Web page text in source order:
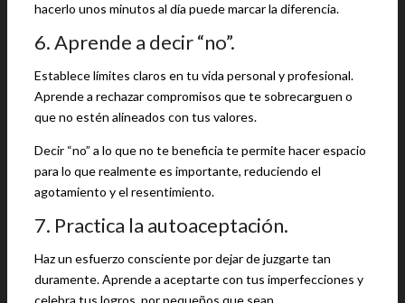
hacerlo unos minutos al día puede marcar la diferencia.
6. Aprende a decir “no”.
Establece límites claros en tu vida personal y profesional.
Aprende a rechazar compromisos que te sobrecarguen o
que no estén alineados con tus valores.
Decir “no” a lo que no te beneficia te permite hacer espacio
para lo que realmente es importante, reduciendo el
agotamiento y el resentimiento.
7. Practica la autoaceptación.
Haz un esfuerzo consciente por dejar de juzgarte tan
duramente. Aprende a aceptarte con tus imperfecciones y
celebra tus logros, por pequeños que sean.